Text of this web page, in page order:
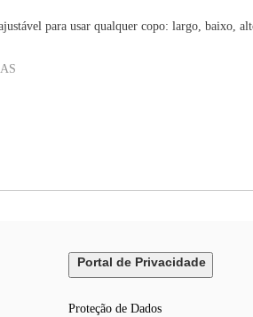
para usar qualquer copo: largo, baixo,
Portal de Privacidade
Proteção de Dados